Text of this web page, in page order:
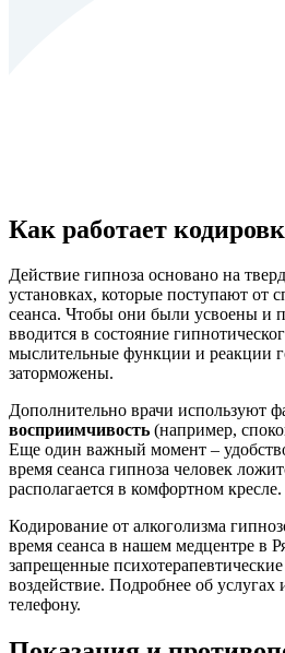
Как работает
Действие гипноза основано на
установках, которые поступают от
сеанса. Чтобы они были усвоены и
вводится в состояние
мыслительные функции и реакции
заторможены.
Дополнительно врачи используют
восприимчивость (например,
Еще один важный момент –
время сеанса гипноза человек
располагается в комфортном кресле.
Кодирование от алкоголизма
время сеанса в нашем медцентре в
запрещенные
воздействие. Подробнее об
телефону.